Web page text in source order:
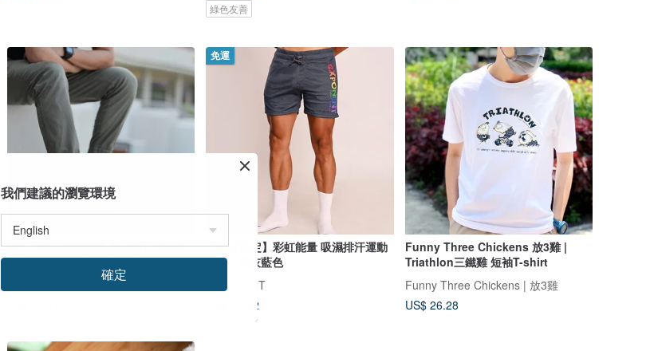
綠色友善
MIT【緹花布舒腳鞋-男款灰】運動鞋
休閒鞋 健走鞋 透氣 不脫膠
PUHU 彪琥 - 有型又好行的第一首選
免運
【彩虹限定】彩虹能量 吸濕排汗運動
短褲 - 深灰藍色
eXPONENT
US$ 61.92
Funny Three Chickens 放3雞 |
Triathlon三鐵雞 短袖T-shirt
Funny Three Chickens | 放3雞
US$ 26.28
我們建議的瀏覽環境
確定